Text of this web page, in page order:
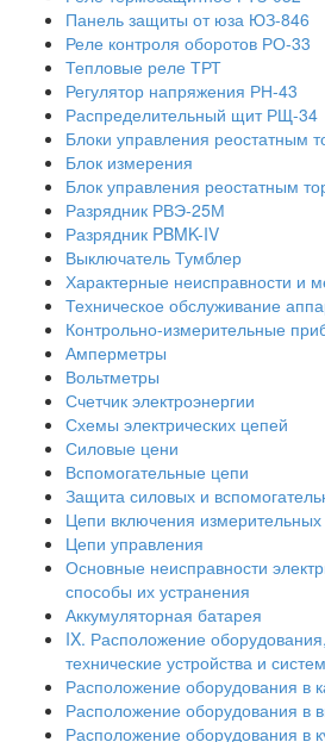
Панель защиты от юза ЮЗ-846
Реле контроля оборотов РО-33
Тепловые реле ТРТ
Регулятор напряжения РН-43
Распределительный щит РЩ-34
Блоки управления реостатным
Блок измерения
Блок управления реостатным
Разрядник РВЭ-25М
Разрядник PBMK-IV
Выключатель Тумблер
Характерные неисправности и
Техническое обслуживание
Контрольно-измерительные
Амперметры
Вольтметры
Счетчик электроэнергии
Схемы электрических цепей
Силовые цени
Вспомогательные цепи
Защита силовых и
Цепи включения
Цепи управления
Основные неисправности
способы их устранения
Аккумуляторная батарея
IX. Расположение
технические устройства и
Расположение оборудования в
Расположение оборудования в
Расположение оборудования в